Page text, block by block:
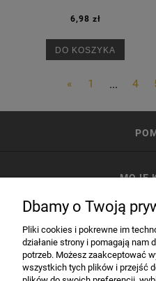
6,98 zł
DO KOSZYKA
« 1 ... 4
MOJE
Dbamy o Twoją
Pliki cookies i pokrewne im
działanie strony i pomagają
potrzeb. Możesz zaakceptować
wszystkich tych plików i przejść